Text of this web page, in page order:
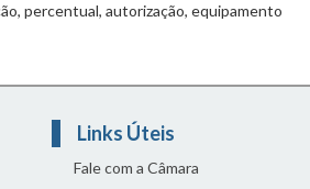
percentual, autorização, equipamento
Links Úteis
Fale com a Câmara